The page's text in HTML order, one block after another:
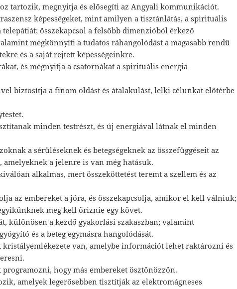
tartozik, megnyitja és elősegíti az Angyali kommunikációt.
képességeket, mint amilyen a tisztánlátás, a spirituális
telepátiát; összekapcsol a felsőbb dimenzióból érkező
megkönnyíti a tudatos ráhangolódást a magasabb rendű
és a saját rejtett képességeinkre.
és megnyitja a csatornákat a spirituális energia
biztosítja a finom oldást és átalakulást, lelki célunkat előtérbe
minden testrészt, és új energiával látnak el minden
a sérüléseknek és betegségeknek az összefüggéseit az
amelyeknek a jelenre is van még hatásuk.
alkalmas, mert összeköttetést teremt a szellem és az
az embereket a jóra, és összekapcsolja, amikor el kell válniuk;
meg kell őriznie egy követ.
különösen a kezdő gyakorlási szakaszban; valamint
és a beteg egymásra hangolódását.
van, amelybe információt lehet raktározni és
hogy más embereket ösztönözzön.
amelyek legerősebben tisztítják az elektromágneses